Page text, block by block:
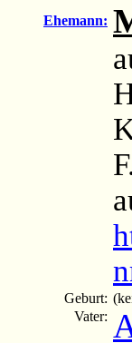
Ehemann:
Geburt:
Vater: